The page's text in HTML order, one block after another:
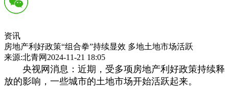
资讯
房地产利好政策“组合拳”持续显效 多地土地市场活跃
来源:北青网2024-11-21 18:05
央视网消息：近期，受多项房地产利好政策持续释
放的影响，一些城市的土地市场开始活跃起来。